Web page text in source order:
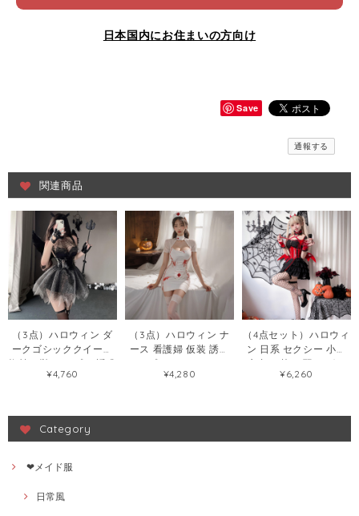
日本国内にお住まいの方向け
Save
通報する
関連商品
（3点）ハロウィン ダ
ークゴシッククイーン
蜘蛛の巣 コスプレ 誘惑
セクシーランジェリー
¥4,760
（3点）ハロウィン ナ
ース 看護婦 仮装 誘惑
コスプレ セクシーラン
ジェリー79220535
¥4,280
（4点セット）ハロウィ
ン 日系 セクシー 小悪
魔 切り替え 羽 リボン
ブラック+レッド ワン
¥6,260
Category
❤メイド服
日常風